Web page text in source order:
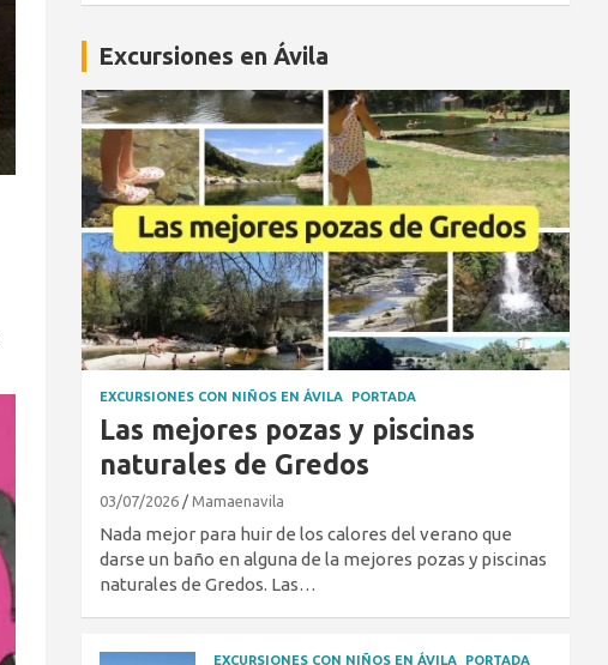
Excursiones en Ávila
EXCURSIONES CON NIÑOS EN ÁVILA PORTADA
Las mejores pozas y piscinas
naturales de Gredos
03/07/2026 Mamaenavila
Nada mejor para huir de los calores del verano que
darse un baño en alguna de la mejores pozas y piscinas
naturales de Gredos. Las…
EXCURSIONES CON NIÑOS EN ÁVILA PORTADA